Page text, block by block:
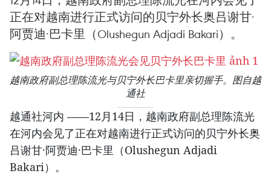
正在对越南进行正式访问的贝宁外长奥吕谢甘·
阿贾迪·巴卡里（Olushegun Adjadi Bakari）。 ​
越南政府副总理陈流光与贝宁外长巴卡里亲切握手。图自越
通社
越通社河内 ——12月14日，越南政府副总理陈流光
在河内会见了正在对越南进行正式访问的贝宁外长奥
吕谢甘·阿贾迪·巴卡里（Olushegun Adjadi
Bakari）。